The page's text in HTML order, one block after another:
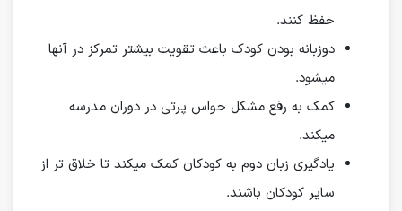
حفظ کنند.
دوزبانه بودن کودک باعث تقویت بیشتر تمرکز در آنها
میشود.
کمک به رفع مشکل حواس پرتی در دوران مدرسه
میکند.
یادگیری زبان دوم به کودکان کمک میکند تا خلاق تر از
سایر کودکان باشند.